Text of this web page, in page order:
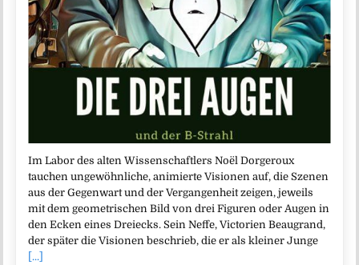
Im Labor des alten Wissenschaftlers Noël Dorgeroux
tauchen ungewöhnliche, animierte Visionen auf, die Szenen
aus der Gegenwart und der Vergangenheit zeigen, jeweils
mit dem geometrischen Bild von drei Figuren oder Augen in
den Ecken eines Dreiecks. Sein Neffe, Victorien Beaugrand,
der später die Visionen beschrieb, die er als kleiner Junge
[...]